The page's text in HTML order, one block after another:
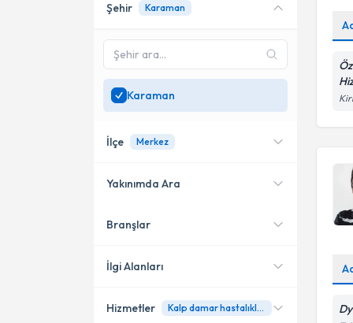
Online danışmanlık sunan
SadeceKaraman
bölgesinde uzman ara
Şehir Karaman
Karaman
İlçe Merkez
Merkez
Yakınımda Ara
Konumuma yakın uzmanları
Branşlar
Diyetisyen
İlgi Alanları
Hizmetler Kalp damar hastalıkları ve beslenme